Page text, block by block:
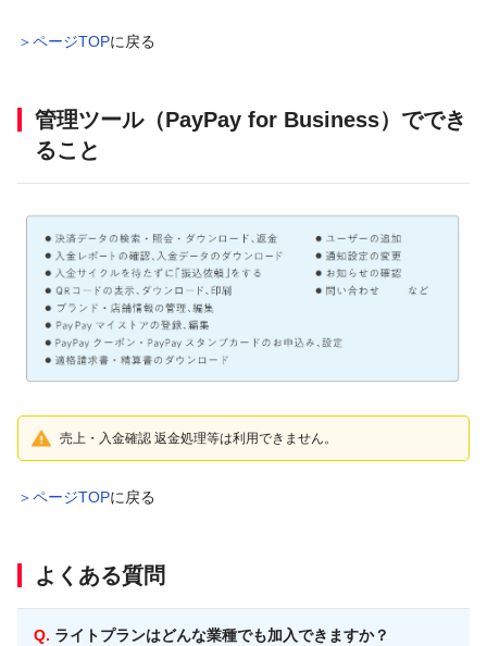
＞ページTOPに戻る
管理ツール（PayPay for Business）ででき
ること
売上・入金確認 返金処理等は利用できません。
＞ページTOPに戻る
よくある質問
Q. ライトプランはどんな業種でも加入できますか？